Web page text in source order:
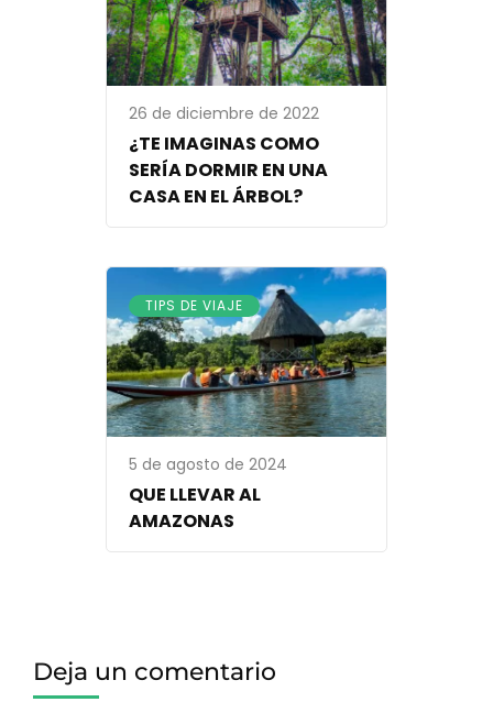
26 de diciembre de 2022
¿TE IMAGINAS COMO
SERÍA DORMIR EN UNA
CASA EN EL ÁRBOL?
TIPS DE VIAJE
5 de agosto de 2024
QUE LLEVAR AL
AMAZONAS
Deja un comentario